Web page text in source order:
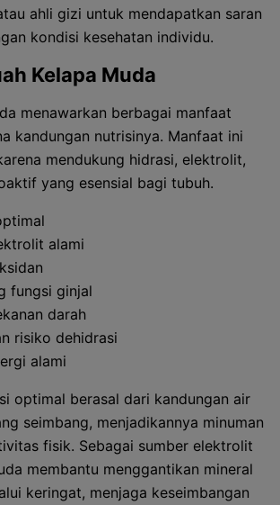
ahli gizi untuk mendapatkan saran
kondisi kesehatan individu.
Kelapa Muda
menawarkan berbagai manfaat
kandungan nutrisinya. Manfaat ini
mendukung hidrasi, elektrolit,
yang esensial bagi tubuh.
alami
fungsi ginjal
darah
risiko dehidrasi
alami
optimal berasal dari kandungan air
seimbang, menjadikannya minuman
fisik. Sebagai sumber elektrolit
membantu menggantikan mineral
keringat, menjaga keseimbangan